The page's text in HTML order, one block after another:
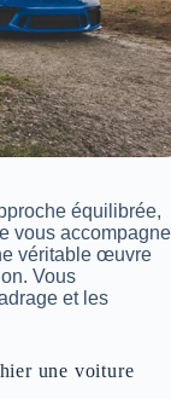
équilibrée,
vous accompagne
véritable œuvre
Vous
et les
une voiture